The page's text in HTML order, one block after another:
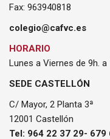
Fax: 963940818
colegio@cafvc.es
HORARIO
Lunes a Viernes de 9h. a
SEDE CASTELLÓN
C/ Mayor, 2 Planta 3ª
12001 Castellón
Tel: 964 22 37 29- 679